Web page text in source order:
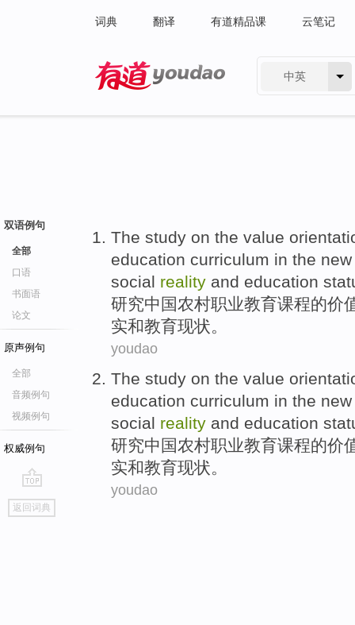
词典 翻译 有道精品课 云笔记
中英
双语例句
全部
口语
书面语
论文
原声例句
全部
音频例句
视频例句
权威例句
go
top
返回词典
The study on the value
education curriculum in the
social reality and education
研究中国农村职业教育课程的价
实和教育现状。
youdao
The study on the value
education curriculum in the
social reality and education
研究中国农村职业教育课程的价
实和教育现状。
youdao